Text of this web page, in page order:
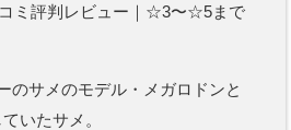
ミ評判レビュー｜☆3〜☆5まで
のサメのモデル・メガロドンと
いたサメ。